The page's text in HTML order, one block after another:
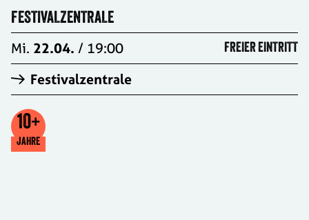
FESTIVALZENTRALE
Mi. 22.04. / 19:00 FREIER EINTRITT
Festivalzentrale
10+
JAHRE